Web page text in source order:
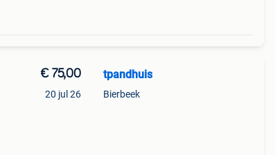
€ 75,00
20 jul 26
tpandhuis
Bierbeek